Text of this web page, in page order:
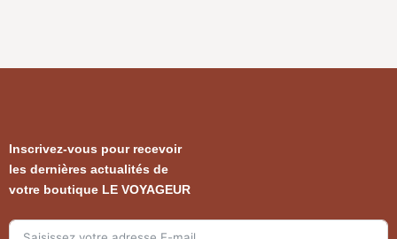
Inscrivez-vous pour recevoir
les dernières actualités de
votre boutique LE VOYAGEUR